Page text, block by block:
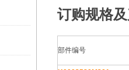
订购规格
部件编号